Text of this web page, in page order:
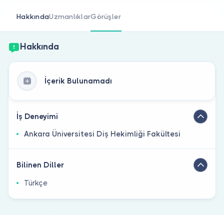
HakkındaUzmanlıklarGörüşler
Hakkında
İçerik Bulunamadı
İş Deneyimi
Ankara Üniversitesi Diş Hekimliği Fakültesi
Bilinen Diller
Türkçe